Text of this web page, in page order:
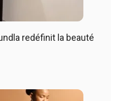
redéfinit la beauté